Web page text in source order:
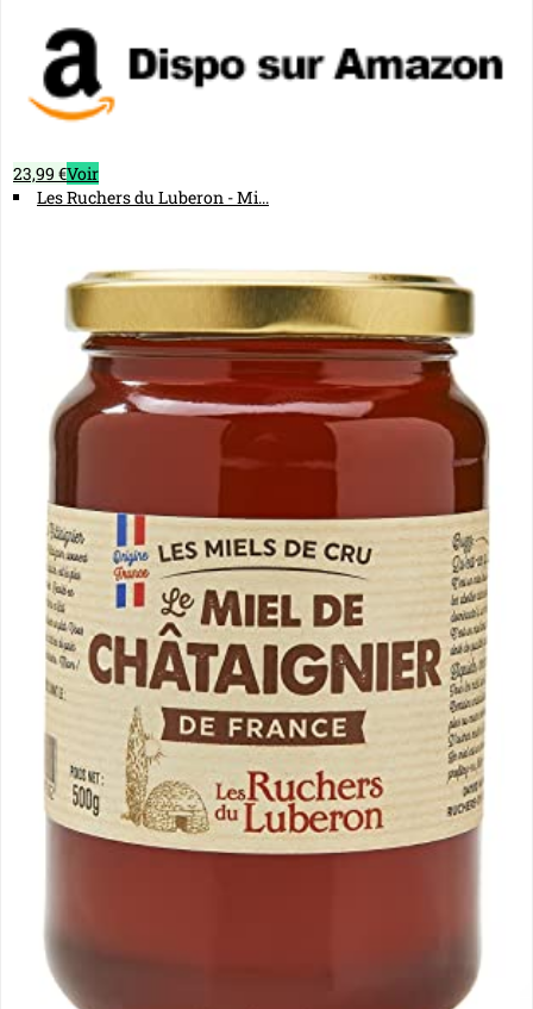
23,99 €Voir
Les Ruchers du Luberon - Mi...